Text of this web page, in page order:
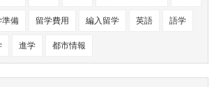
準備 留学費用 編入留学 英語 語学
進学 都市情報